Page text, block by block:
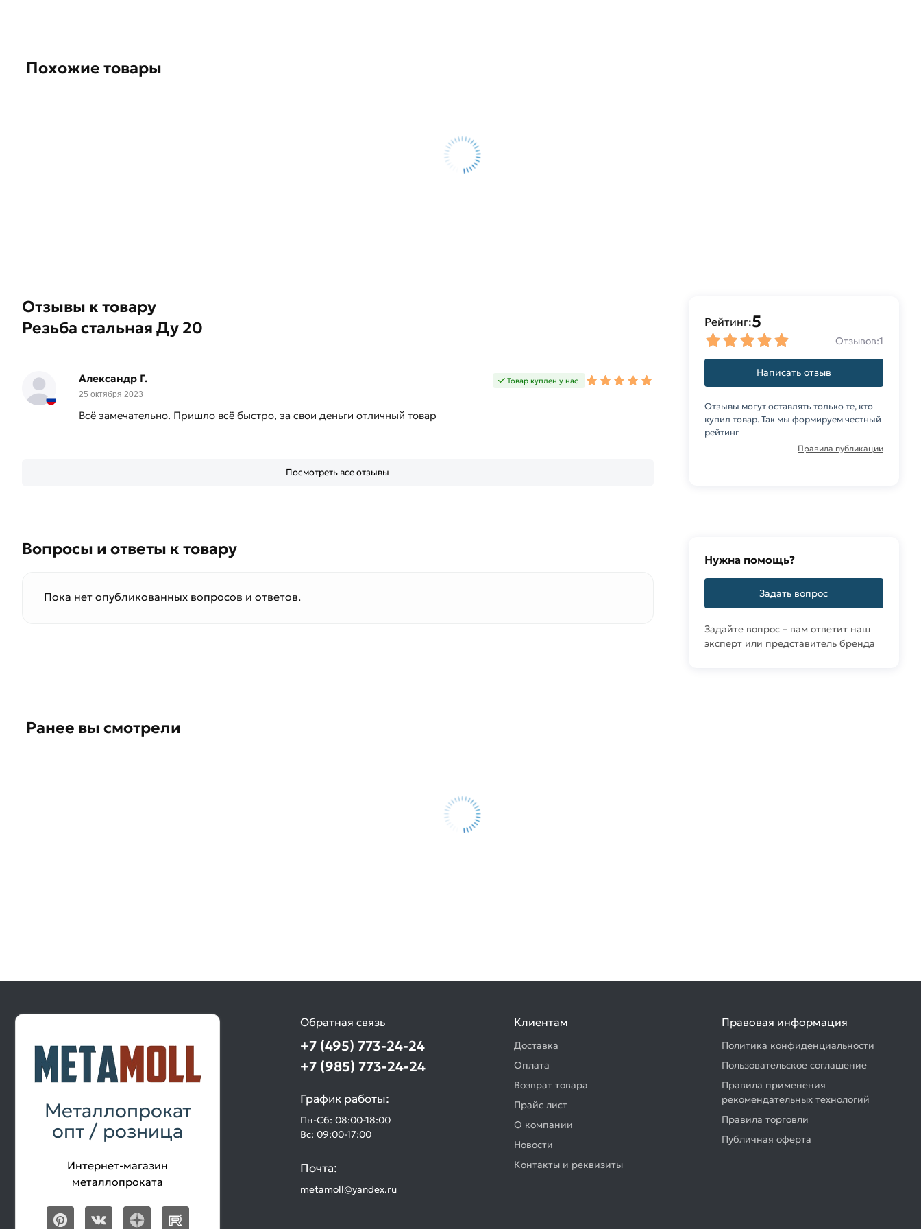
Похожие товары
Отзывы к товару
Резьба стальная Ду 20
Александр Г.
25 октября 2023
Товар куплен у нас
Всё замечательно. Пришло всё быстро, за свои деньги отличный товар
Посмотреть все отзывы
Рейтинг:5
Отзывов:1
Написать отзыв
Отзывы могут оставлять только те, кто
купил товар. Так мы формируем честный
рейтинг
Правила публикации
Вопросы и ответы к товару
Пока нет опубликованных вопросов и ответов.
Нужна помощь?
Задать вопрос
Задайте вопрос – вам ответит наш
эксперт или представитель бренда
Ранее вы смотрели
Металлопрокат
опт / розница
Интернет-магазин
металлопроката
Обратная связь
+7 (495) 773-24-24
+7 (985) 773-24-24
График работы:
Пн-Сб: 08:00-18:00
Вс: 09:00-17:00
Почта:
metamoll@yandex.ru
Клиентам
Доставка
Оплата
Возврат товара
Прайс лист
О компании
Новости
Контакты и реквизиты
Правовая информация
Политика конфиденциальности
Пользовательское соглашение
Правила применения
рекомендательных технологий
Правила торговли
Публичная оферта